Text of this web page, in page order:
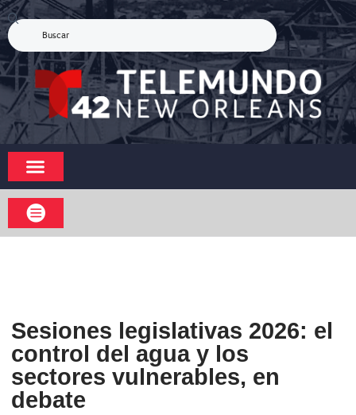
Sesiones legislativas 2026: el
control del agua y los
sectores vulnerables, en
debate